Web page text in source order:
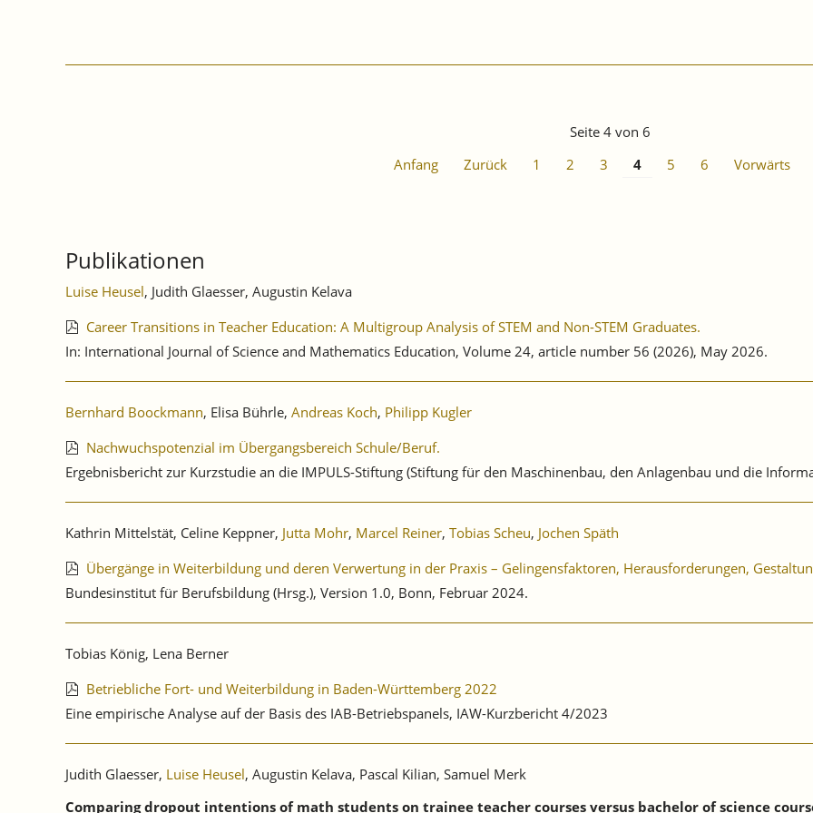
Seite 4 von 6
Anfang
Zurück 1 2 3 4 5 6 Vorwärts
Publikationen
Luise Heusel, Judith Glaesser, Augustin Kelava
Career Transitions in Teacher Education: A Multigroup Analysis of STEM and Non-STEM Graduates.
In: International Journal of Science and Mathematics Education, Volume 24, article number 56 (2026), May 2026.
Bernhard Boockmann, Elisa Bührle, Andreas Koch, Philipp Kugler
Nachwuchspotenzial im Übergangsbereich Schule/Beruf.
Ergebnisbericht zur Kurzstudie an die IMPULS-Stiftung (Stiftung für den Maschinenbau, den Anlagenbau und die
Kathrin Mittelstät, Celine Keppner, Jutta Mohr, Marcel Reiner, Tobias Scheu, Jochen Späth
Übergänge in Weiterbildung und deren Verwertung in der Praxis – Gelingensfaktoren, Herausforderungen,
Bundesinstitut für Berufsbildung (Hrsg.), Version 1.0, Bonn, Februar 2024.
Tobias König, Lena Berner
Betriebliche Fort- und Weiterbildung in Baden-Württemberg 2022
Eine empirische Analyse auf der Basis des IAB-Betriebspanels, IAW-Kurzbericht 4/2023
Judith Glaesser, Luise Heusel, Augustin Kelava, Pascal Kilian, Samuel Merk
Comparing dropout intentions of math students on trainee teacher courses versus bachelor of science